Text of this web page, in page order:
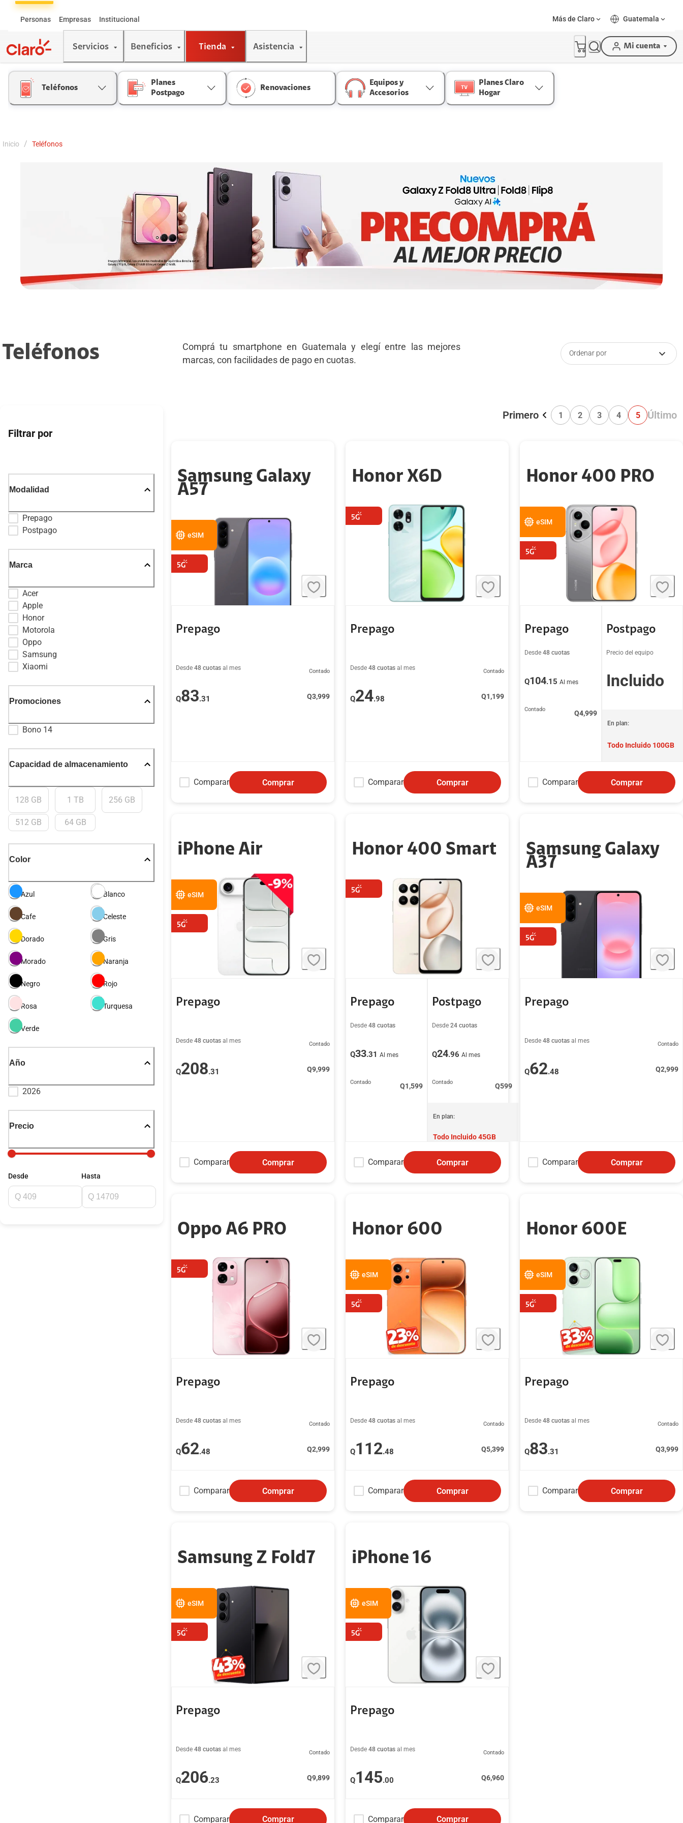
Personas Empresas Institucional Más de Claro Guatemala
Servicios Beneficios Tienda Asistencia Mi cuenta
Teléfonos
Planes
Postpago
Renovaciones
Equipos y
Accesorios
Planes Claro
Hogar
Inicio / Teléfonos
Teléfonos
Comprá tu smartphone en Guatemala y elegí entre las mejores
marcas, con facilidades de pago en cuotas.
Ordenar por
Filtrar por
Modalidad
Prepago
Postpago
Marca
Acer
Apple
Honor
Motorola
Oppo
Samsung
Xiaomi
Promociones
Bono 14
Capacidad de almacenamiento
128 GB 1 TB 256 GB
512 GB 64 GB
Color
Azul Blanco
Cafe Celeste
Dorado Gris
Morado Naranja
Negro Rojo
Rosa Turquesa
Verde
Año
2026
Precio
Desde Hasta
Primero 1 2 3 4 5 Último
Samsung Galaxy
A57
eSIM
Prepago
Desde 48 cuotas al mes
Q83.31
Contado
Q3,999
Comparar Comprar
Honor X6D
Prepago
Desde 48 cuotas al mes
Q24.98
Contado
Q1,199
Comparar Comprar
Honor 400 PRO
eSIM
Prepago
Desde 48 cuotas
Q104.15 Al mes
Contado Q4,999
Postpago
Precio del equipo
Incluido
En plan:
Todo Incluido 100GB
Comparar Comprar
iPhone Air
eSIM
Prepago
Desde 48 cuotas al mes
Q208.31
Contado
Q9,999
Comparar Comprar
Honor 400 Smart
Prepago
Desde 48 cuotas
Q33.31 Al mes
Contado Q1,599
Postpago
Desde 24 cuotas
Q24.96 Al mes
Contado Q599
En plan:
Todo Incluido 45GB
Comparar Comprar
Samsung Galaxy
A37
eSIM
Prepago
Desde 48 cuotas al mes
Q62.48
Contado
Q2,999
Comparar Comprar
Oppo A6 PRO
Prepago
Desde 48 cuotas al mes
Q62.48
Contado
Q2,999
Comparar Comprar
Honor 600
eSIM
Prepago
Desde 48 cuotas al mes
Q112.48
Contado
Q5,399
Comparar Comprar
Honor 600E
eSIM
Prepago
Desde 48 cuotas al mes
Q83.31
Contado
Q3,999
Comparar Comprar
Samsung Z Fold7
eSIM
Prepago
Desde 48 cuotas al mes
Q206.23
Contado
Q9,899
Comparar Comprar
iPhone 16
eSIM
Prepago
Desde 48 cuotas al mes
Q145.00
Contado
Q6,960
Comparar Comprar